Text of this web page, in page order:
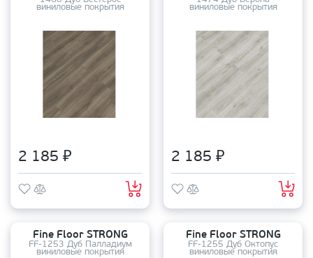
виниловые покрытия
2 185 ₽
виниловые покрытия
2 185 ₽
Fine Floor STRONG
FF-1253 Дуб Палладиум
виниловые покрытия
Fine Floor STRONG
FF-1255 Дуб Октопус
виниловые покрытия